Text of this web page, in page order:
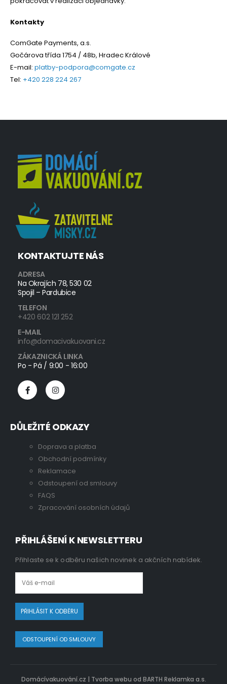
Kontakty
ComGate Payments, a.s.
Gočárova třída 1754 / 48b, Hradec Králové
E-mail: platby-podpora@comgate.cz
Tel: +420 228 224 267
KONTAKTUJTE NÁS
ADRESA
Na Okrajích 78, 530 02
Spojil – Pardubice
TELEFON
+420 602 121 252
E-MAIL
info@domacivakuovani.cz
ZÁKAZNICKÁ LINKA
Po - Pá / 9:00 - 16:00
DŮLEŽITÉ ODKAZY
Doprava a platba
Obchodní podmínky
Reklamace
Odstoupení od smlouvy
FAQS
Zpracování osobních údajů
PŘIHLÁŠENÍ K NEWSLETTERU
Přihlaste se k odběru našich novinek a akčních nabídek.
ODSTOUPENÍ OD SMLOUVY
Domácívakuování.cz | Tvorba webu od BARTH Reklamka a.s.